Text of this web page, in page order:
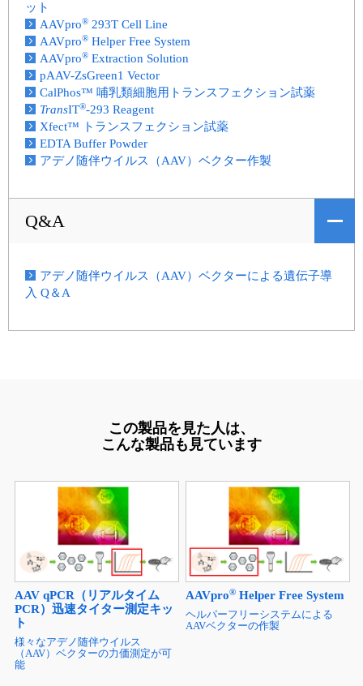
ット
AAVpro® 293T Cell Line
AAVpro® Helper Free System
AAVpro® Extraction Solution
pAAV-ZsGreen1 Vector
CalPhos™ 哺乳類細胞用トランスフェクション試薬
TransIT®-293 Reagent
Xfect™ トランスフェクション試薬
EDTA Buffer Powder
アデノ随伴ウイルス（AAV）ベクター作製
Q&A
アデノ随伴ウイルス（AAV）ベクターによる遺伝子導
入 Q＆A
この製品を見た人は、
こんな製品も見ています
AAV qPCR（リアルタイム
PCR）迅速タイター測定キッ
ト
様々なアデノ随伴ウイルス
（AAV）ベクターの力価測定が可
能
AAVpro® Helper Free System
ヘルパーフリーシステムによる
AAVベクターの作製